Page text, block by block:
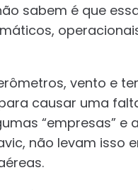
sabem é que
vento e
causar uma
“empresas”
não levam isso